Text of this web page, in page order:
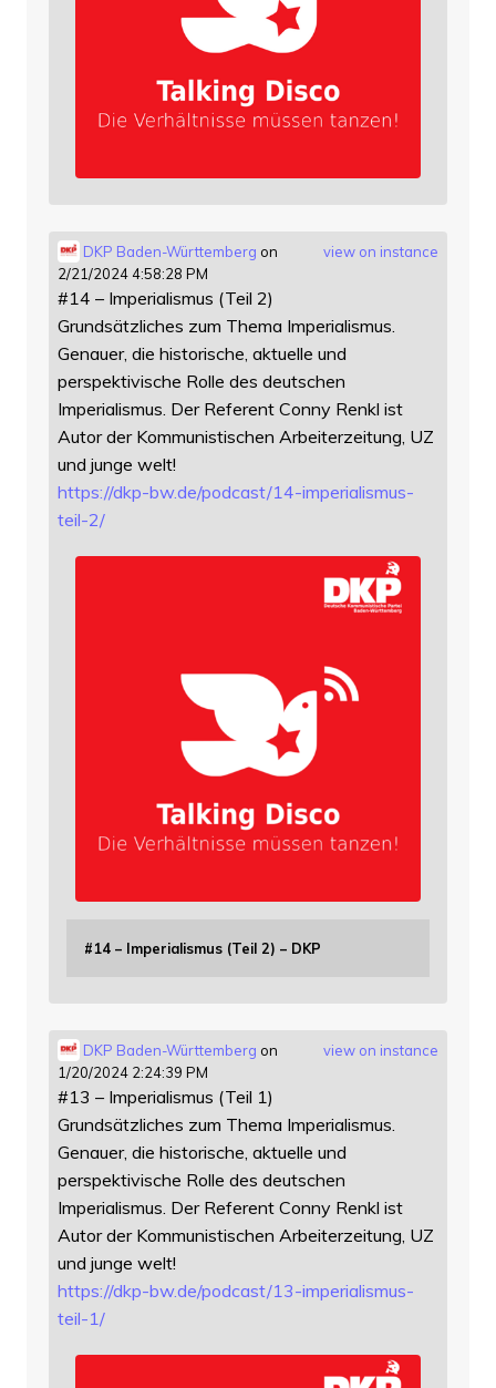
view on instance
DKP Baden-Württemberg on
2/21/2024 4:58:28 PM
#14 – Imperialismus (Teil 2)
Grundsätzliches zum Thema Imperialismus.
Genauer, die historische, aktuelle und
perspektivische Rolle des deutschen
Imperialismus. Der Referent Conny Renkl ist
Autor der Kommunistischen Arbeiterzeitung, UZ
und junge welt!
https://dkp-bw.de/podcast/14-imperialismus-
teil-2/
#14 – Imperialismus (Teil 2) – DKP
view on instance
DKP Baden-Württemberg on
1/20/2024 2:24:39 PM
#13 – Imperialismus (Teil 1)
Grundsätzliches zum Thema Imperialismus.
Genauer, die historische, aktuelle und
perspektivische Rolle des deutschen
Imperialismus. Der Referent Conny Renkl ist
Autor der Kommunistischen Arbeiterzeitung, UZ
und junge welt!
https://dkp-bw.de/podcast/13-imperialismus-
teil-1/